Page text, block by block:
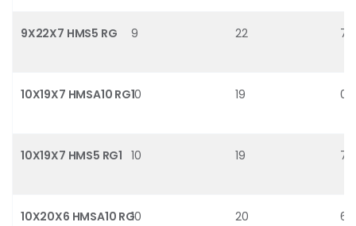
9X22X7 HMS5 RG 9 22 7
10X19X7 HMSA10 RG110 19 0
10X19X7 HMS5 RG1 10 19 7
10X20X6 HMSA10 RG10 20 6